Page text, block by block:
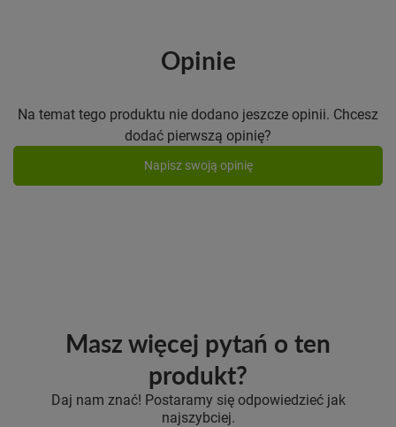
Opinie
Na temat tego produktu nie dodano jeszcze opinii. Chcesz
dodać pierwszą opinię?
Napisz swoją opinię
Masz więcej pytań o ten
produkt?
Daj nam znać! Postaramy się odpowiedzieć jak
najszybciej.